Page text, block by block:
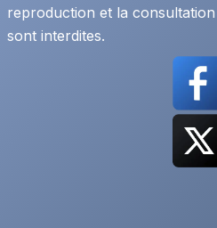
reproduction et la
sont interdites.